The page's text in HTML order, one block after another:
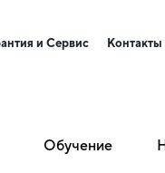
и Сервис Контакты
Обучение